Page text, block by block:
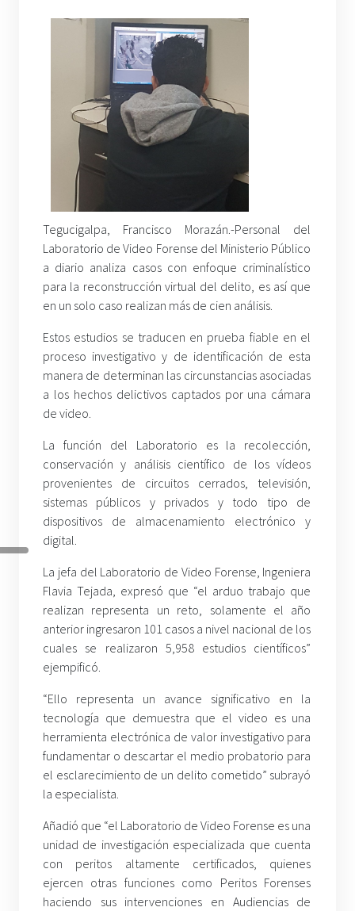
Tegucigalpa, Francisco Morazán.-Personal del
Laboratorio de Video Forense del Ministerio Público
a diario analiza casos con enfoque criminalístico
para la reconstrucción virtual del delito, es así que
en un solo caso realizan más de cien análisis.
Estos estudios se traducen en prueba fiable en el
proceso investigativo y de identificación de esta
manera de determinan las circunstancias asociadas
a los hechos delictivos captados por una cámara
de video.
La función del Laboratorio es la recolección,
conservación y análisis científico de los vídeos
provenientes de circuitos cerrados, televisión,
sistemas públicos y privados y todo tipo de
dispositivos de almacenamiento electrónico y
digital.
La jefa del Laboratorio de Video Forense, Ingeniera
Flavia Tejada, expresó que “el arduo trabajo que
realizan representa un reto, solamente el año
anterior ingresaron 101 casos a nivel nacional de los
cuales se realizaron 5,958 estudios científicos”
ejempificó.
“Ello representa un avance significativo en la
tecnología que demuestra que el video es una
herramienta electrónica de valor investigativo para
fundamentar o descartar el medio probatorio para
el esclarecimiento de un delito cometido” subrayó
la especialista.
Añadió que “el Laboratorio de Video Forense es una
unidad de investigación especializada que cuenta
con peritos altamente certificados, quienes
ejercen otras funciones como Peritos Forenses
haciendo sus intervenciones en Audiencias de